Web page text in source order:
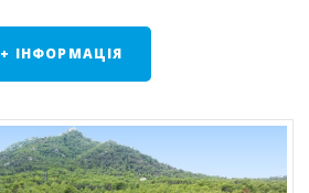
+ ІНФОРМАЦІЯ